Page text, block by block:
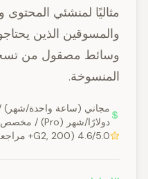
مثاليًا لمنشئي
والمسوقين الذين
وسائط مصقول من
المنسوخة.
دولارًا/شهر (Pro) / مخصص (Enterprise)
4.6/5.0 (G2, 200+ مراجعة)